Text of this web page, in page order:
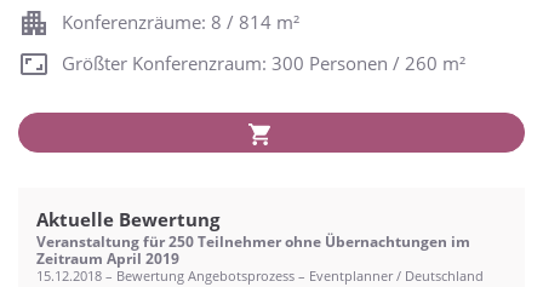
Konferenzräume: 8 / 814 m²
Größter Konferenzraum: 300 Personen / 260 m²
Aktuelle Bewertung
Veranstaltung für 250 Teilnehmer ohne Übernachtungen im
Zeitraum April 2019
15.12.2018 – Bewertung Angebotsprozess – Eventplanner / Deutschland